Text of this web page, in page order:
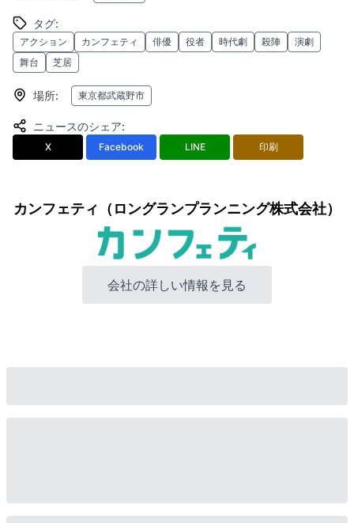
タグ:
アクション カンフェティ 俳優 役者 時代劇 殺陣
演劇
舞台
芝居
場所: 東京都武蔵野市
ニュースのシェア:
X Facebook LINE 印刷
カンフェティ（ロングランプランニング株式会社）
会社の詳しい情報を見る